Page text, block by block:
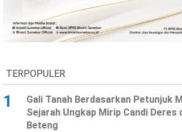
News
Indonesia
Reserve
TERPOPULER
1
Gali Tanah Berdasarkan Petunjuk
Sejarah Ungkap Mirip Candi Deres
Beteng